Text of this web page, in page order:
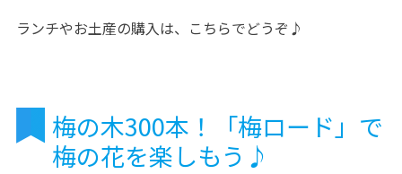
ランチやお土産の購入は、こちらでどうぞ♪
梅の木300本！「梅ロード」で
梅の花を楽しもう♪